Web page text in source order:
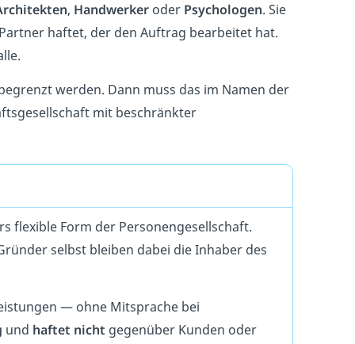
, Handwerkeroder Psychologen. Sie
haftet, der den Auftrag bearbeitet hat.
werden. Dann muss das im Namen der
mit beschränkter
flexible Form der Personengesellschaft.
selbst bleiben dabei die Inhaber des
— ohne Mitsprache bei
und haftet nicht gegenüber Kunden oder